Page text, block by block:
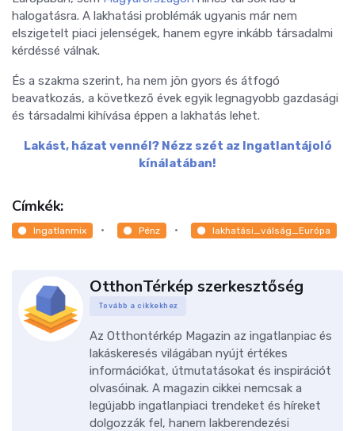
halogatásra. A lakhatási problémák ugyanis már nem
elszigetelt piaci jelenségek, hanem egyre inkább társadalmi
kérdéssé válnak.
És a szakma szerint, ha nem jön gyors és átfogó
beavatkozás, a következő évek egyik legnagyobb gazdasági
és társadalmi kihívása éppen a lakhatás lehet.
Lakást, házat vennél? Nézz szét az Ingatlantájoló
kínálatában!
Címkék:
Ingatlanmix Pénz lakhatási_válság_Európa
OtthonTérkép szerkesztőség
Tovább a cikkekhez
Az Otthontérkép Magazin az ingatlanpiac és
lakáskeresés világában nyújt értékes
információkat, útmutatásokat és inspirációt
olvasóinak. A magazin cikkei nemcsak a
legújabb ingatlanpiaci trendeket és híreket
dolgozzák fel, hanem lakberendezési